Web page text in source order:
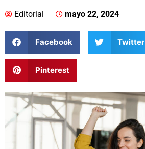
Editorial mayo 22, 2024
Facebook Twitter
Pinterest